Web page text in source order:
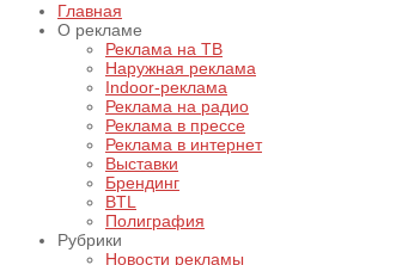
Главная
О рекламе
Реклама на ТВ
Наружная реклама
Indoor-реклама
Реклама на радио
Реклама в прессе
Реклама в интернет
Выставки
Брендинг
BTL
Полиграфия
Рубрики
Новости рекламы